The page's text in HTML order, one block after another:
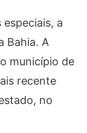
a
Bahia. A
município de
recente
no